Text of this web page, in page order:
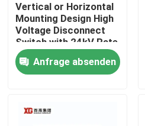
Haus
Vertical or Horizontal
Mounting Design High
Voltage Disconnect
Switch with 24kV Rate
Voltage
Anfrage absenden